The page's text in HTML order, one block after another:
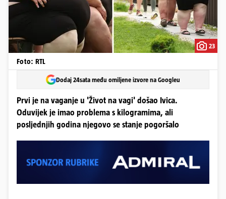
23
Foto: RTL
Dodaj 24sata među omiljene izvore na Googleu
Prvi je na vaganje u 'Život na vagi' došao Ivica.
Oduvijek je imao problema s kilogramima, ali
posljednjih godina njegovo se stanje pogoršalo